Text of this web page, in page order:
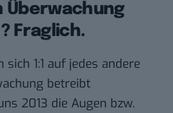
Überwachung
Fraglich.
1:1 auf jedes andere
betreibt
2013 die Augen bzw.